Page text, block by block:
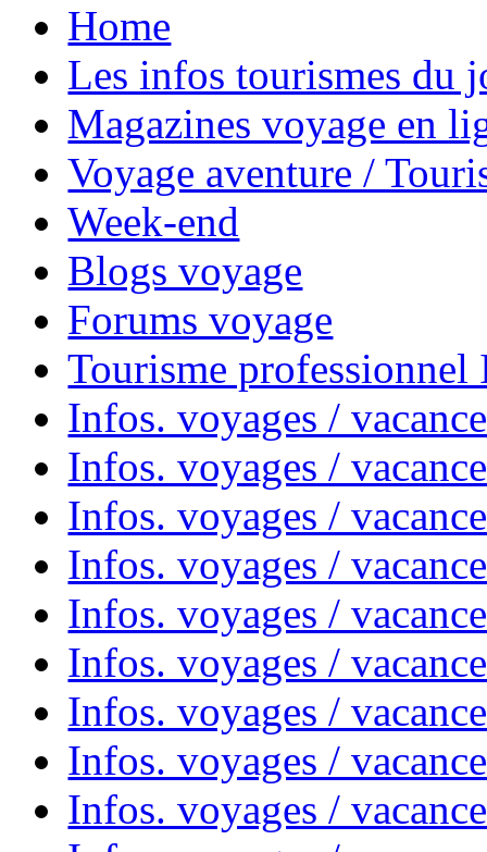
Home
Les infos tourismes du
Magazines voyage en
Voyage aventure /
Week-end
Blogs voyage
Forums voyage
Tourisme
Infos. voyages /
Infos. voyages /
Infos. voyages /
Infos. voyages /
Infos. voyages /
Infos. voyages /
Infos. voyages /
Infos. voyages /
Infos. voyages /